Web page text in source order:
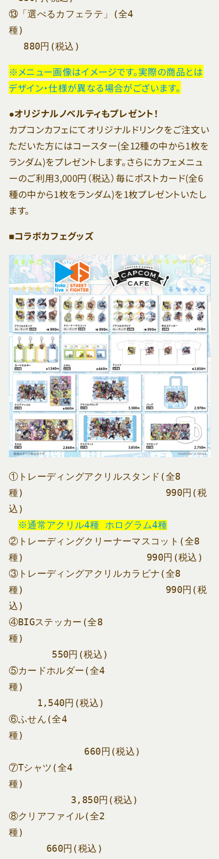
⑬「選べるカフェラテ」(全4
種)
880円(税込)
※メニュー画像はイメージです。実際の商品とは
デザイン・仕様が異なる場合がございます。
●オリジナルノベルティもプレゼント！
カプコンカフェにてオリジナルドリンクをご注文い
ただいた方にはコースター(全12種の中から1枚を
ランダム)をプレゼントします。さらにカフェメニュ
ーのご利用3,000円（税込）毎にポストカード(全6
種の中から1枚をランダム)を1枚プレゼントいたし
ます。
■コラボカフェグッズ
①トレーディングアクリルスタンド(全8
種)　　　　　　　　　　　　　　　990円(税
込)
※通常アクリル4種 ホログラム4種
②トレーディングクリーナーマスコット(全8
種)　　　　　　　　　　　　　990円(税込)
③トレーディングアクリルカラビナ(全8
種)　　　　　　　　　　　　　　　990円(税
込)
④BIGステッカー(全8
種)
550円(税込)
⑤カードホルダー(全4
種)
1,540円(税込)
⑥ふせん(全4
種)
660円(税込)
⑦Tシャツ(全4
種)
3,850円(税込)
⑧クリアファイル(全2
種)
660円(税込)